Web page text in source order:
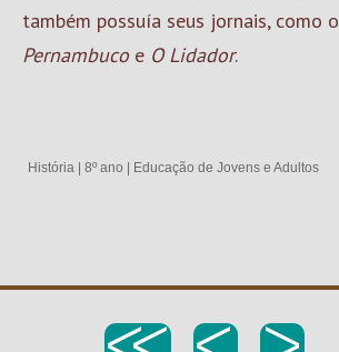
também possuía seus jornais, como o
Pernambuco e O Lidador.
História 8º ano Educação de Jovens e Adultos